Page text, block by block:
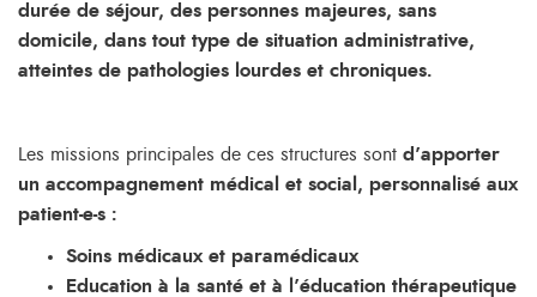
durée de séjour, des personnes majeures, sans
domicile, dans tout type de situation administrative,
atteintes de pathologies lourdes et chroniques.
Les missions principales de ces structures sont d’apporter
un accompagnement médical et social, personnalisé aux
patient-e-s :
Soins médicaux et paramédicaux
Education à la santé et à l’éducation thérapeutique